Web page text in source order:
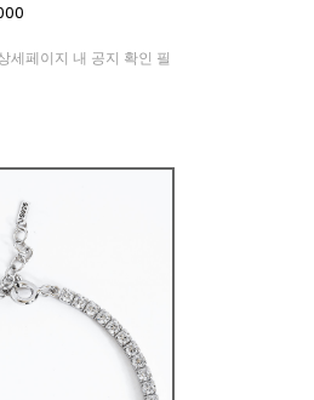
세페이지 내 공지 확인 필